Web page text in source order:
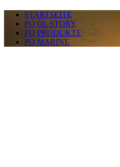
STARTSEITE
PQ ÖL STORY
PQ PRODUKTE
PQ MARINE